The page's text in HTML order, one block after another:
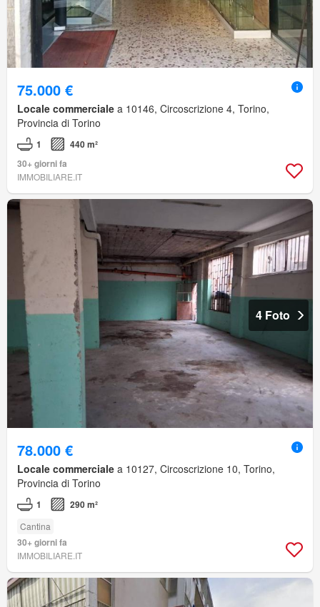
75.000 €
Locale commerciale a 10146, Circoscrizione 4, Torino,
Provincia di Torino
1
440 m²
30+ giorni fa
IMMOBILIARE.IT
4 Foto
78.000 €
Locale commerciale a 10127, Circoscrizione 10, Torino,
Provincia di Torino
1 290 m²
Cantina
30+ giorni fa
IMMOBILIARE.IT